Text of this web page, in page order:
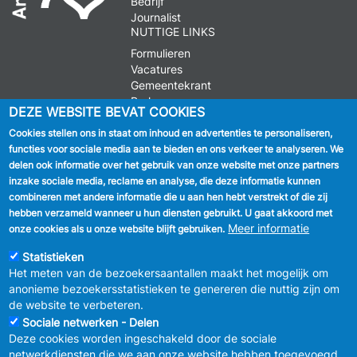
Journalist
NUTTIGE LINKS
Formulieren
Vacatures
Gemeentekrant
Parkeren
VOLG ONS
Facebook
Linkedin
Instagram
MENU
Vertrouwelijkheid
DEZE WEBSITE BEVAT COOKIES
Cookies stellen ons in staat om inhoud en advertenties te personaliseren,
functies voor sociale media aan te bieden en ons verkeer te analyseren. We
delen ook informatie over het gebruik van onze website met onze partners
inzake sociale media, reclame en analyse, die deze informatie kunnen
combineren met andere informatie die u aan hen hebt verstrekt of die zij
hebben verzameld wanneer u hun diensten gebruikt. U gaat akkoord met
onze cookies als u onze website blijft gebruiken. Meer informatie
Statistieken
Het meten van de bezoekersaantallen maakt het mogelijk om
anonieme bezoekersstatistieken te genereren die nuttig zijn om
de website te verbeteren.
Sociale netwerken - Delen
Deze cookies worden ingeschakeld door de sociale
netwerkdiensten die we aan onze website hebben toegevoegd